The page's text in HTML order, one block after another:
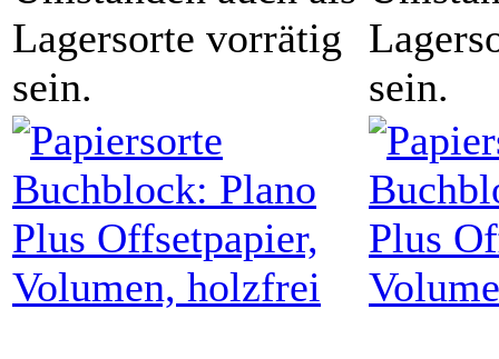
Lagersorte vorrätig
sein.
sein.